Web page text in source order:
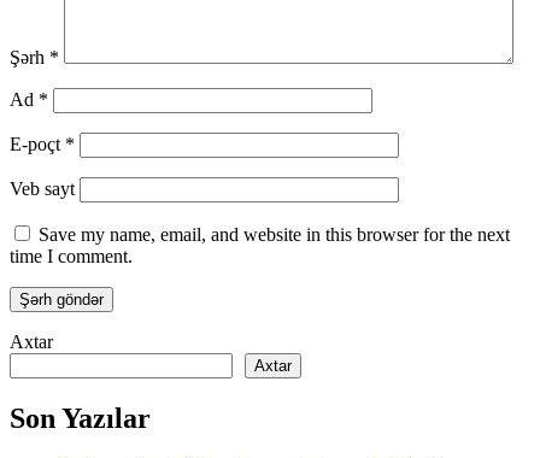
Şərh *
Ad *
E-poçt *
Veb sayt
Save my name, email, and website in this browser for the next
time I comment.
Axtar
Axtar
Son Yazılar